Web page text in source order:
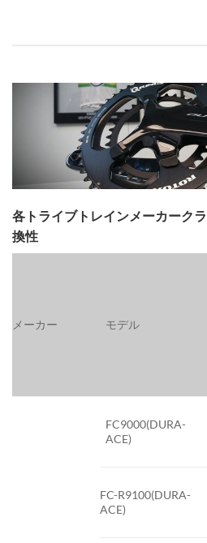
各トライブトレインメーカーク
換性
メーカー モデル
FC9000(DURA-
ACE)
FC-R9100(DURA-
ACE)